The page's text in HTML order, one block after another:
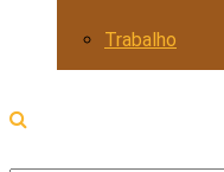
Trabalho